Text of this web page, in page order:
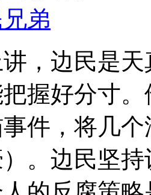
弟
，边民是
握好分寸
件，将几
。边民坚